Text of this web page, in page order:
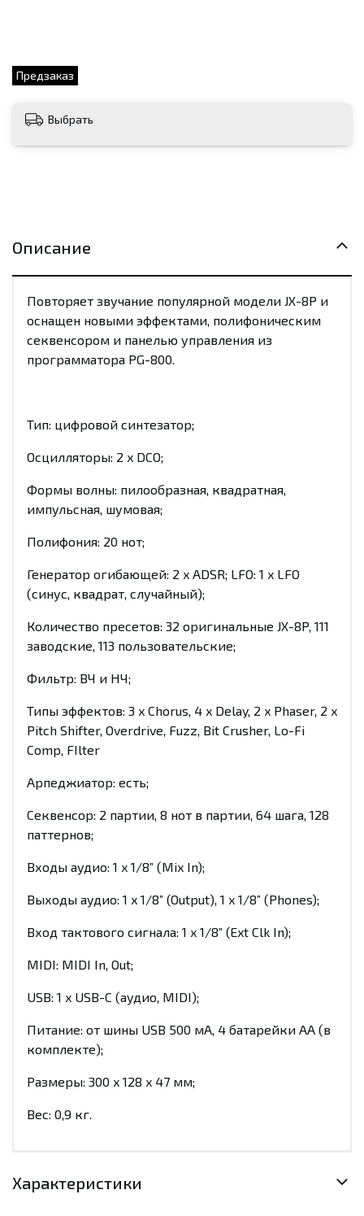
Предзаказ
Выбрать
Описание
Повторяет звучание популярной модели JX-8P и
оснащен новыми эффектами, полифоническим
секвенсором и панелью управления из
программатора PG-800.
Тип: цифровой синтезатор;
Осцилляторы: 2 x DCO;
Формы волны: пилообразная, квадратная,
импульсная, шумовая;
Полифония: 20 нот;
Генератор огибающей: 2 x ADSR; LFO: 1 x LFO
(синус, квадрат, случайный);
Количество пресетов: 32 оригинальные JX-8P, 111
заводские, 113 пользовательские;
Фильтр: ВЧ и НЧ;
Типы эффектов: 3 x Chorus, 4 x Delay, 2 x Phaser, 2 x
Pitch Shifter, Overdrive, Fuzz, Bit Crusher, Lo-Fi
Comp, FIlter
Арпеджиатор: есть;
Секвенсор: 2 партии, 8 нот в партии, 64 шага, 128
паттернов;
Входы аудио: 1 x 1/8” (Mix In);
Выходы аудио: 1 x 1/8” (Output), 1 x 1/8” (Phones);
Вход тактового сигнала: 1 x 1/8” (Ext Clk In);
MIDI: MIDI In, Out;
USB: 1 x USB-C (аудио, MIDI);
Питание: от шины USB 500 мА, 4 батарейки АА (в
комплекте);
Размеры: 300 x 128 x 47 мм;
Вес: 0,9 кг.
Характеристики